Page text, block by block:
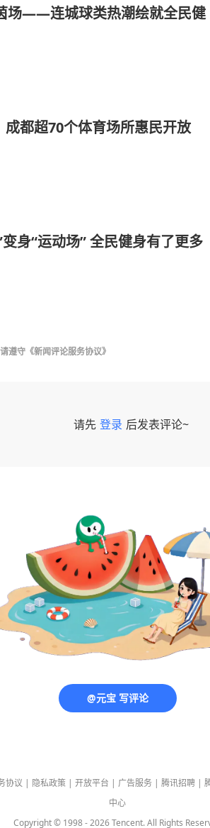
场——连城球类热潮绘就全民健
都超70个体育场所惠民开放
身“运动场” 全民健身有了更多
遵守 《新闻评论服务协议》
请先 登录 后发表评论~
@元宝 写评论
协议 | 隐私政策 | 开放平台 | 广告服务 | 腾讯招聘 |
中心
Copyright © 1998 -2026Tencent. All Rights